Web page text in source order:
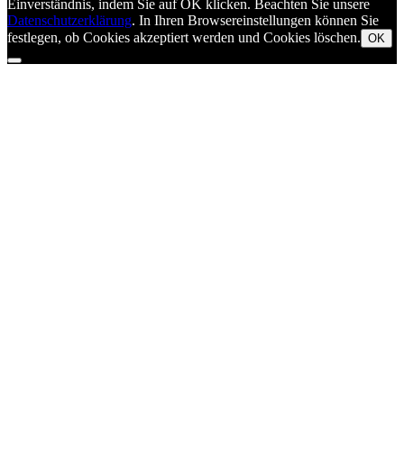
Einverständnis, indem Sie auf OK klicken. Beachten Sie unsere
Datenschutzerklärung. In Ihren Browsereinstellungen können Sie
festlegen, ob Cookies akzeptiert werden und Cookies löschen. OK